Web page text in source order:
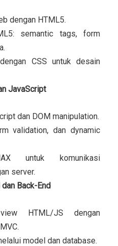
dengan HTML5.
semantic tags, form
CSS untuk desain
JavaScript
dan DOM manipulation.
validation, dan dynamic
untuk komunikasi
server.
Back-End
view HTML/JS dengan
model dan database.